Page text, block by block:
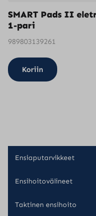
SMART Pads II
1-pari
989803139261
Koriin
Ensiaputarvikkeet
Ensihoitovälineet
Taktinen ensihoito